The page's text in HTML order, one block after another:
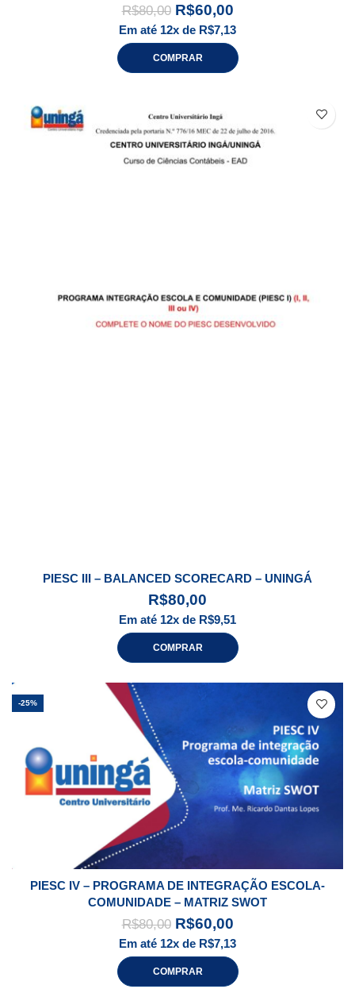
R$80,00 R$60,00
Em até 12x de R$7,13
COMPRAR
PIESC III – BALANCED SCORECARD – UNINGÁ
R$80,00
Em até 12x de R$9,51
COMPRAR
-25%
PIESC IV – PROGRAMA DE INTEGRAÇÃO ESCOLA-
COMUNIDADE – MATRIZ SWOT
R$80,00 R$60,00
Em até 12x de R$7,13
COMPRAR